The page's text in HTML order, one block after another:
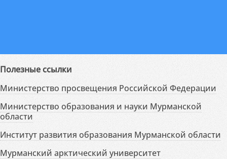
Полезные ссылки
Министерство просвещения Российской Федерации
Министерство образования и науки Мурманской
области
Институт развития образования Мурманской области
Мурманский арктический университет